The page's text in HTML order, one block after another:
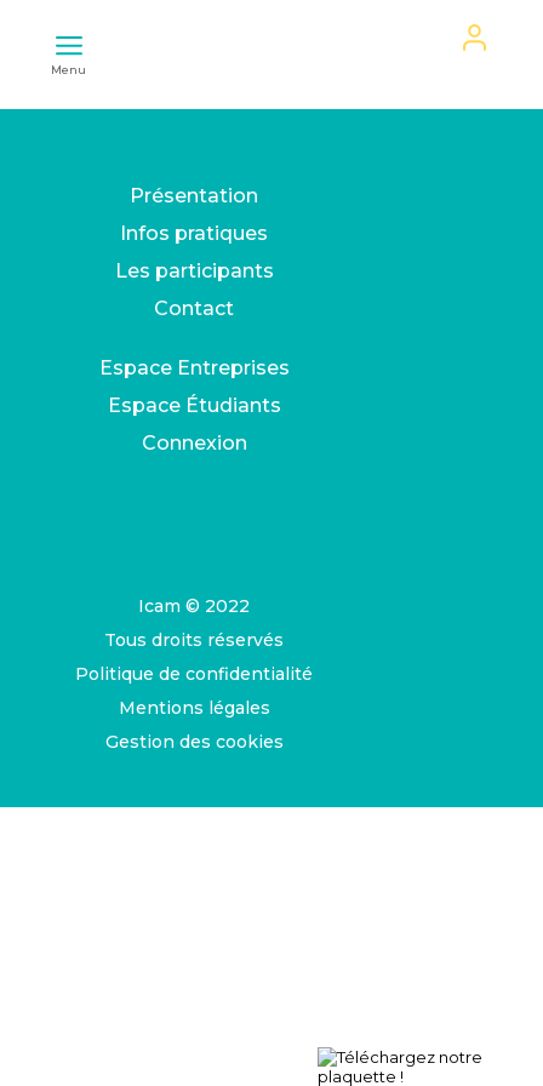
Menu
Présentation
Infos pratiques
Les participants
Contact
Espace Entreprises
Espace Étudiants
Connexion
Icam © 2022
Tous droits réservés
Politique de confidentialité
Mentions légales
Gestion des cookies